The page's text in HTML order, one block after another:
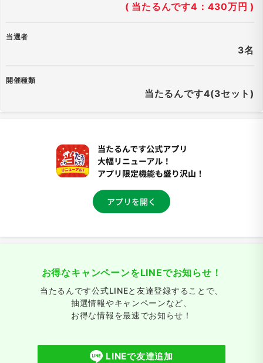
( 当たるんです4：430万円 )
当選者
3名
開催種類
当たるんです4(3セット)
お得なキャンペーンをLINEでお知らせ！
当たるんです公式LINEと友達登録することで、
抽選情報やキャンペーンなど、
お得な情報を最速でお知らせ！
LINEで友達追加